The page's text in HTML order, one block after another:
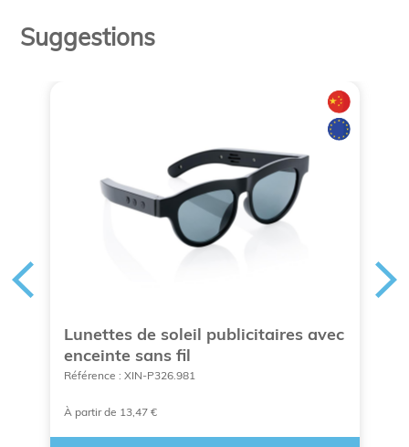
Suggestions
Lunettes de soleil publicitaires avec
enceinte sans fil
Référence : XIN-P326.981
À partir de 13,47 €